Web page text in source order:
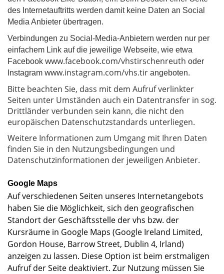
des Internetauftritts werden damit keine Daten an Social
Media Anbieter übertragen.
Verbindungen zu Social-Media-Anbietern werden nur per
einfachem Link auf die jeweilige Webseite, wie etwa
Facebook www.facebook.com/vhstirschenreuth oder
Instagram www.instagram.com/vhs.tir angeboten.
Bitte beachten Sie, dass mit dem Aufruf verlinkter
Seiten unter Umständen auch ein Datentransfer in sog.
Drittländer verbunden sein kann, die nicht den
europäischen Datenschutzstandards unterliegen.
Weitere Informationen zum Umgang mit Ihren Daten
finden Sie in den Nutzungsbedingungen und
Datenschutzinformationen der jeweiligen Anbieter.
Google Maps
Auf verschiedenen Seiten unseres Internetangebots
haben Sie die Möglichkeit, sich den geografischen
Standort der Geschäftsstelle der vhs bzw. der
Kursräume in Google Maps (Google Ireland Limited,
Gordon House, Barrow Street, Dublin 4, Irland)
anzeigen zu lassen. Diese Option ist beim erstmaligen
Aufruf der Seite deaktiviert. Zur Nutzung müssen Sie